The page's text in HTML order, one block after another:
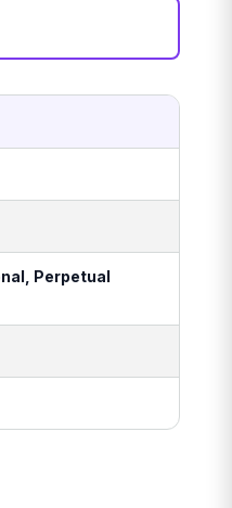
Perpetual